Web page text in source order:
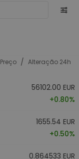
Preço / Alteração 24h
56102.00 EUR
+0.80%
1655.54 EUR
+0.50%
0.864533 EUR